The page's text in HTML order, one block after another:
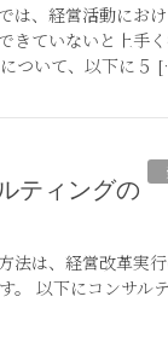
は、経営活動にお
きていないと上手
ついて、以下に５
法は、経営改革実
。 以下にコンサル